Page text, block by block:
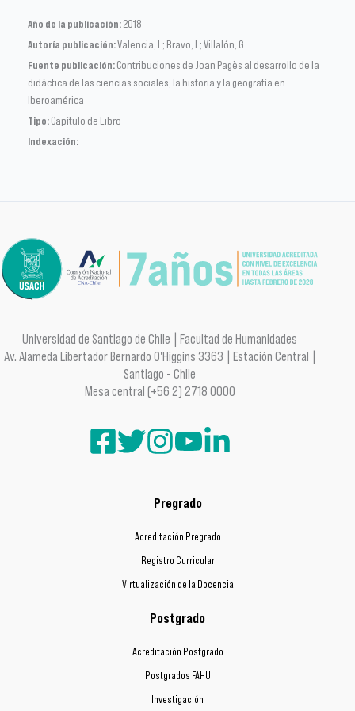
Año de la publicación:2018
Autoría publicación:Valencia, L; Bravo, L; Villalón, G
Fuente publicación:Contribuciones de Joan Pagès al desarrollo de la
didáctica de las ciencias sociales, la historia y la geografía en
Iberoamérica
Tipo:Capítulo de Libro
Indexación:
Universidad de Santiago de Chile | Facultad de Humanidades
Av. Alameda Libertador Bernardo O'Higgins 3363 | Estación Central |
Santiago - Chile
Mesa central (+56 2) 2718 0000
Pregrado
Acreditación Pregrado
Registro Curricular
Virtualización de la Docencia
Postgrado
Acreditación Postgrado
Postgrados FAHU
Investigación